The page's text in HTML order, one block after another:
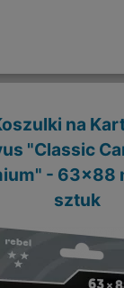
na
"Classic
- 63x88
sztuk